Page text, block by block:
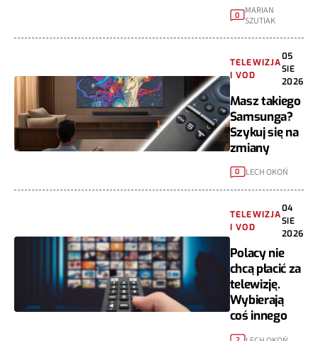
0
MARIAN
SZUTIAK
TELEWIZJA
I VOD
05
SIE
2026
Masz takiego
Samsunga?
Szykuj się na
zmiany
0 LECH OKOŃ
TELEWIZJA
I VOD
04
SIE
2026
Polacy nie
chcą płacić za
telewizję.
Wybierają
coś innego
2 LECH OKOŃ